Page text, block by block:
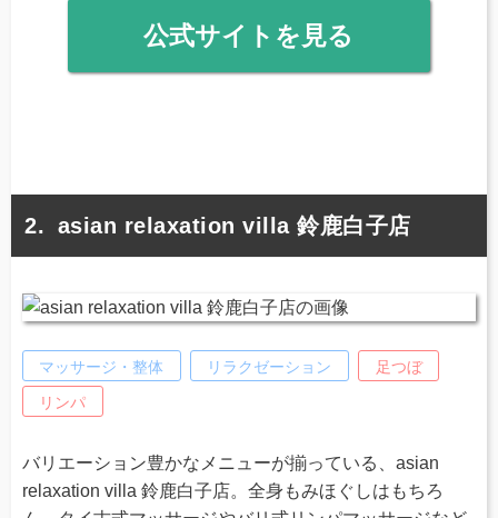
公式サイトを見る
asian relaxation villa 鈴鹿白子店
マッサージ・整体 リラクゼーション 足つぼ
リンパ
バリエーション豊かなメニューが揃っている、asian
relaxation villa 鈴鹿白子店。全身もみほぐしはもちろ